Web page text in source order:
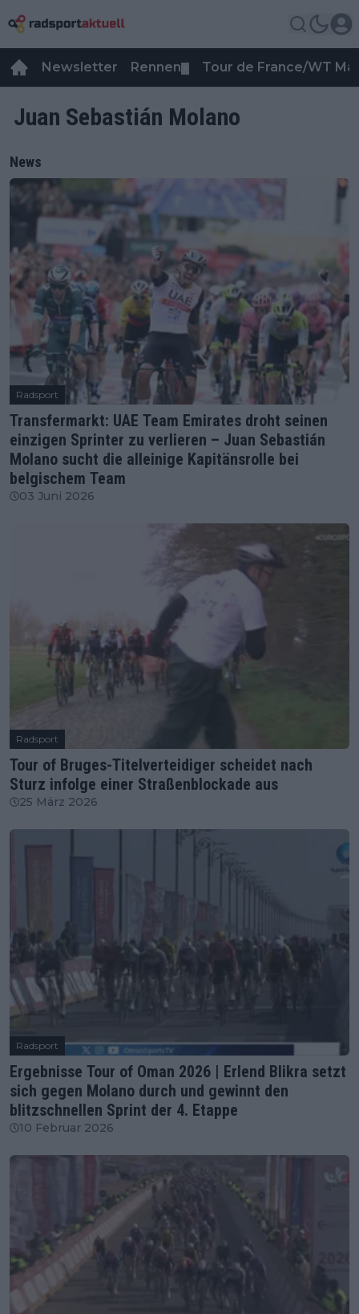
Newsletter Rennen Tour de France/WT
Juan Sebastián Molano
News
Radsport
Transfermarkt: UAE Team Emirates droht seinen
einzigen Sprinter zu verlieren – Juan Sebastián
Molano sucht die alleinige Kapitänsrolle bei
belgischem Team
03 Juni 2026
Radsport
Tour of Bruges-Titelverteidiger scheidet nach
Sturz infolge einer Straßenblockade aus
25 März 2026
Radsport
Ergebnisse Tour of Oman 2026 | Erlend Blikra setzt
sich gegen Molano durch und gewinnt den
blitzschnellen Sprint der 4. Etappe
10 Februar 2026